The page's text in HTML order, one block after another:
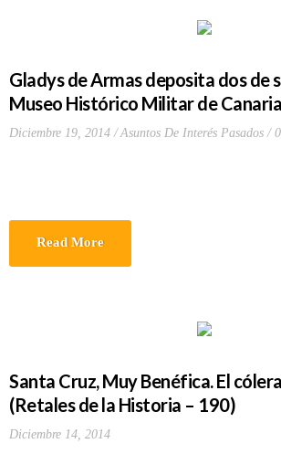
Gladys de Armas deposita dos de
Museo Histórico Militar de
Diciembre 19, 2014 Asuntos De Interés Pasados
Read More
Santa Cruz, Muy Benéfica. El
(Retales de la Historia – 190)
Diciembre 14, 2014